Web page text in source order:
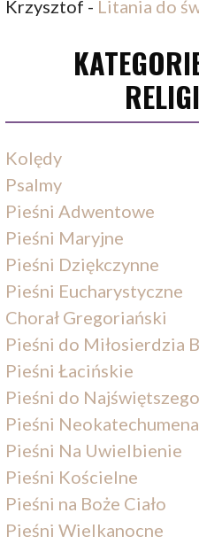
Krzysztof - Litania do
Kolędy
Psalmy
Pieśni Adwentowe
Pieśni Maryjne
Pieśni Dziękczynne
Pieśni Eucharystyczne
Chorał Gregoriański
Pieśni do Miłosierdzia
Pieśni Łacińskie
Pieśni do
Pieśni
Pieśni Na Uwielbienie
Pieśni Kościelne
Pieśni na Boże Ciało
Pieśni Wielkanocne